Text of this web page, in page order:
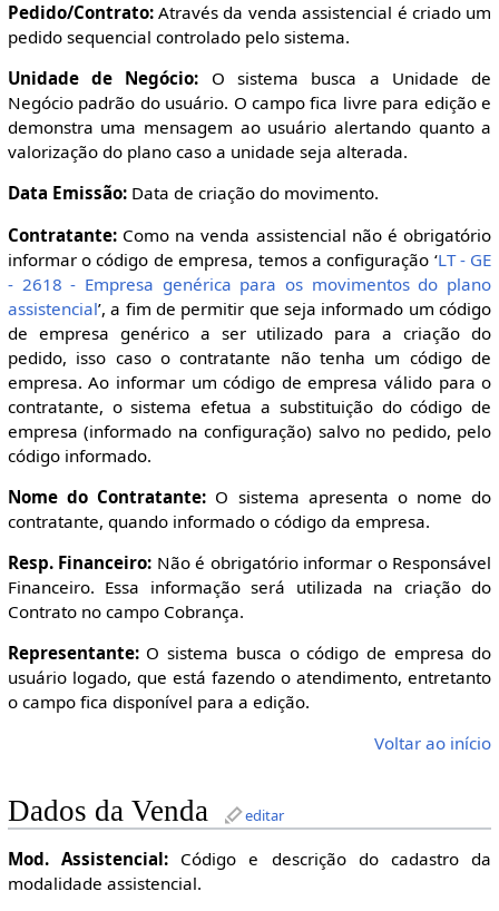
Pedido/Contrato:Através da venda assistencial é criado um
pedido sequencial controlado pelo sistema.
Unidade de Negócio: O sistema busca a Unidade de
Negócio padrão do usuário. O campo fica livre para edição e
demonstra uma mensagem ao usuário alertando quanto a
valorização do plano caso a unidade seja alterada.
Data Emissão: Data de criação do movimento.
Contratante:Como na venda assistencial não é obrigatório
informar o código de empresa, temos a configuração ‘LT - GE
- 2618 - Empresa genérica para os movimentos do plano
assistencial’, a fim de permitir que seja informado um código
de empresa genérico a ser utilizado para a criação do
pedido, isso caso o contratante não tenha um código de
empresa. Ao informar um código de empresa válido para o
contratante, o sistema efetua a substituição do código de
empresa (informado na configuração) salvo no pedido, pelo
código informado.
Nome do Contratante: O sistema apresenta o nome do
contratante, quando informado o código da empresa.
Resp. Financeiro: Não é obrigatório informar o Responsável
Financeiro. Essa informação será utilizada na criação do
Contrato no campo Cobrança.
Representante:O sistema busca o código de empresa do
usuário logado, que está fazendo o atendimento, entretanto
o campo fica disponível para a edição.
Voltar ao início
Dados da Venda editar
Mod. Assistencial: Código e descrição do cadastro da
modalidade assistencial.